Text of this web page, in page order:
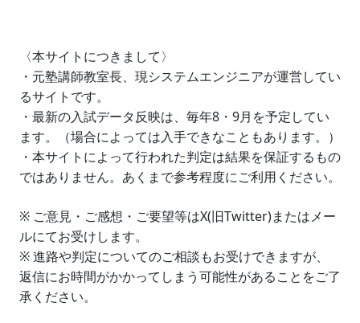
〈本サイトにつきまして〉
・元塾講師教室長、現システムエンジニアが運営してい
るサイトです。
・最新の入試データ反映は、毎年8・9月を予定してい
ます。（場合によっては入手できなこともあります。）
・本サイトによって行われた判定は結果を保証するもの
ではありません。あくまで参考程度にご利用ください。
※ ご意見・ご感想・ご要望等はX(旧Twitter)またはメー
ルにてお受けします。
※ 進路や判定についてのご相談もお受けできますが、
返信にお時間がかかってしまう可能性があることをご了
承ください。